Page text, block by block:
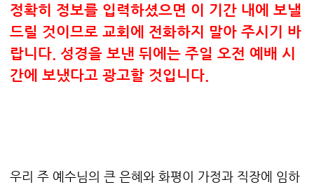
정확히 정보를 입력하셨으면 이 기간 내에 보낼
드릴 것이므로 교회에 전화하지 말아 주시기 바
랍니다. 성경을 보낸 뒤에는 주일 오전 예배 시
간에 보냈다고 광고할 것입니다.
우리 주 예수님의 큰 은혜와 화평이 가정과 직장에 임하